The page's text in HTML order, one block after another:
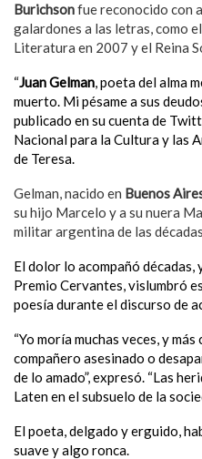
Burichsonfue reconocido con
galardones a las letras, como el
Literatura en 2007 y el Reina
“Juan Gelman, poeta del alma
muerto. Mi pésame a sus
publicado en su cuenta de
Nacional para la Cultura y las
de Teresa.
Gelman, nacido en Buenos
su hijo Marcelo y a su nuera
militar argentina de las
El dolor lo acompañó
Premio Cervantes, vislumbró
poesía durante el discurso de
“Yo moría muchas veces, y
compañero asesinado o
de lo amado”, expresó. “Las
Laten en el subsuelo de la
El poeta, delgado y erguido,
suave y algo ronca.